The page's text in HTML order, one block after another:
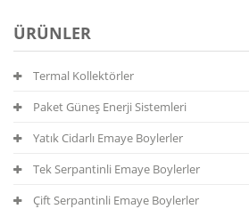
ÜRÜNLER
Termal Kollektörler
Paket Güneş Enerji Sistemleri
Yatık Cidarlı Emaye Boylerler
Tek Serpantinli Emaye Boylerler
Çift Serpantinli Emaye Boylerler